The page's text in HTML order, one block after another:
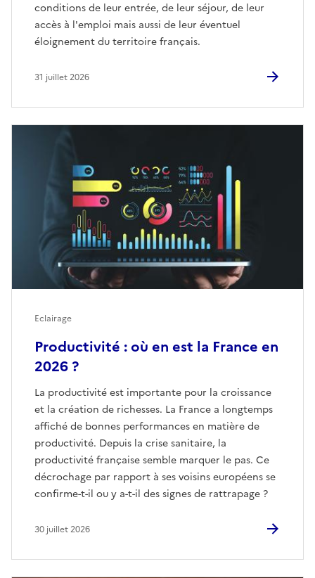
conditions de leur entrée, de leur séjour, de leur
accès à l'emploi mais aussi de leur éventuel
éloignement du territoire français.
31 juillet 2026
Productivité : où en est la France en
2026 ?
La productivité est importante pour la croissance
et la création de richesses. La France a longtemps
affiché de bonnes performances en matière de
productivité. Depuis la crise sanitaire, la
productivité française semble marquer le pas. Ce
décrochage par rapport à ses voisins européens se
confirme-t-il ou y a-t-il des signes de rattrapage ?
Eclairage
30 juillet 2026